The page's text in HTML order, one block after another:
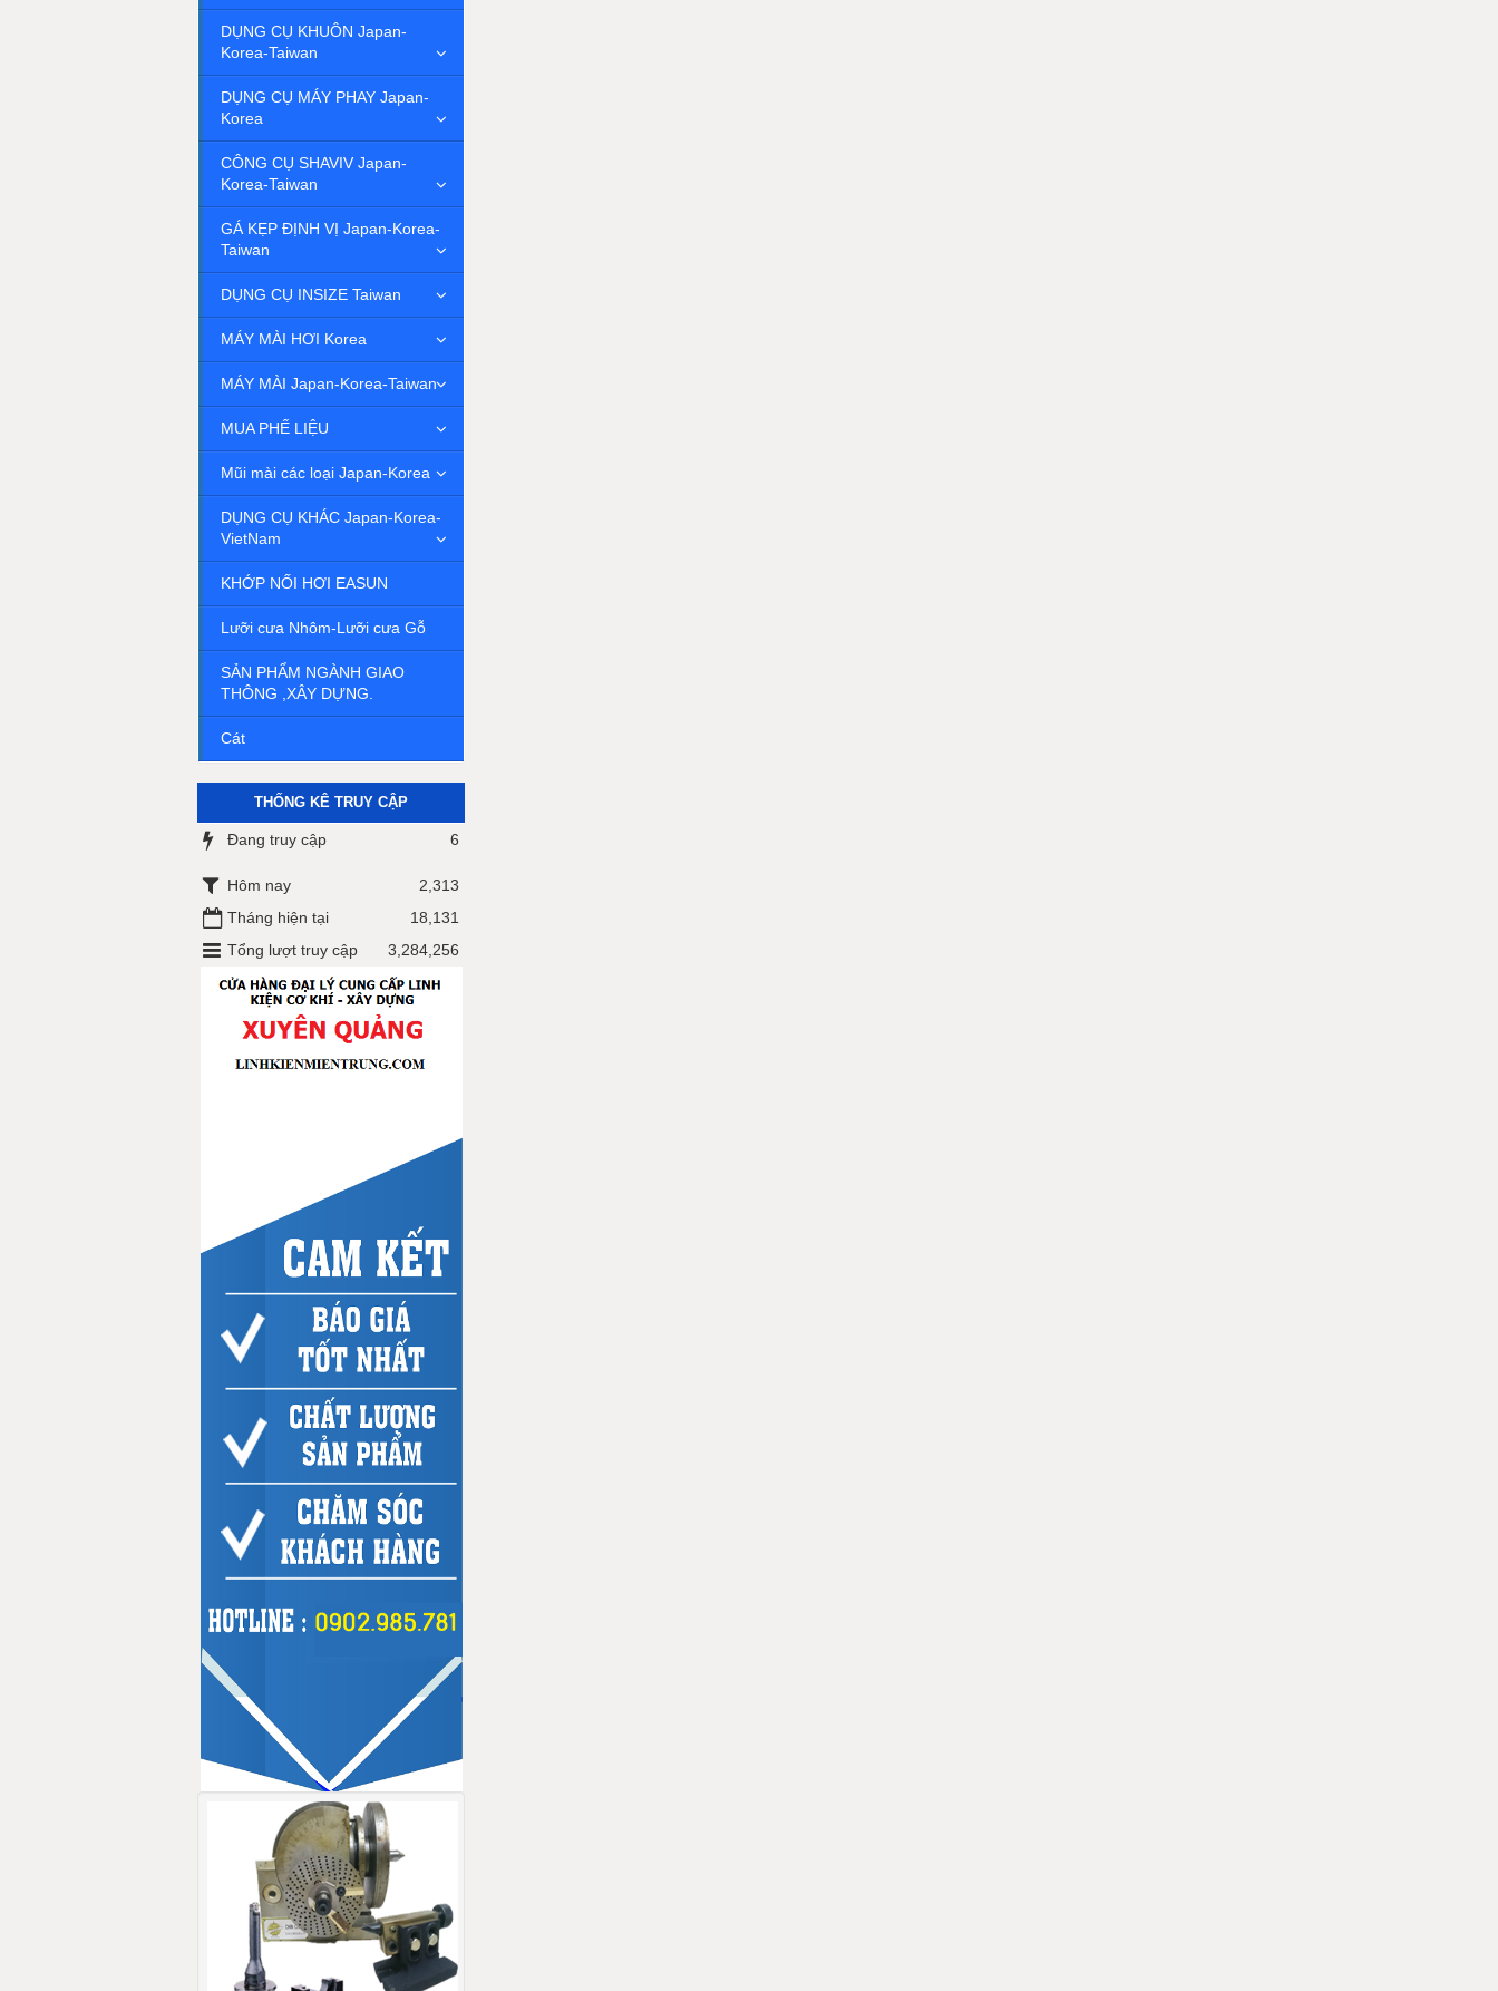
DỤNG CỤ KHUÔN Japan-
Korea-Taiwan
DỤNG CỤ MÁY PHAY Japan-
Korea
CÔNG CỤ SHAVIV Japan-
Korea-Taiwan
GÁ KẸP ĐỊNH VỊ Japan-Korea-
Taiwan
DỤNG CỤ INSIZE Taiwan
MÁY MÀI HƠI Korea
MÁY MÀI Japan-Korea-Taiwan
MUA PHẾ LIỆU
Mũi mài các loại Japan-Korea
DỤNG CỤ KHÁC Japan-Korea-
VietNam
KHỚP NỐI HƠI EASUN
Lưỡi cưa Nhôm-Lưỡi cưa Gỗ
SẢN PHẨM NGÀNH GIAO
THÔNG ,XÂY DỰNG.
Cát
THỐNG KÊ TRUY CẬP
Đang truy cập 6
Hôm nay
2,313
Tháng hiện tại
18,131
Tổng lượt truy cập
3,284,256